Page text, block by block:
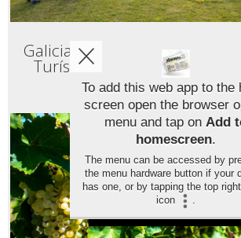
Galicia Suroeste abre su
Turístico para reforzar la
destino
Aviso sobre el Uso de
Utilizamos cookies nuestras
funcionamiento del digital.
lista de cookies y como
nuestra Política de Privacidad y
Aceptar Cookies
To add this web app to the
screen open the browser
menu and tap on Add
homescreen.
The menu can be accessed by
the menu hardware button if your
has one, or by tapping the top
icon
.